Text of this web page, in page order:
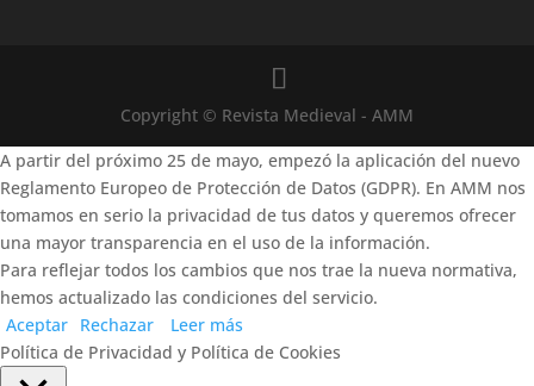
Copyright © Revista Medieval - AMM
A partir del próximo 25 de mayo, empezó la aplicación del nuevo
Reglamento Europeo de Protección de Datos (GDPR). En AMM nos
tomamos en serio la privacidad de tus datos y queremos ofrecer
una mayor transparencia en el uso de la información.
Para reflejar todos los cambios que nos trae la nueva normativa,
hemos actualizado las condiciones del servicio.
Aceptar Rechazar
Leer más
Política de Privacidad y Política de Cookies